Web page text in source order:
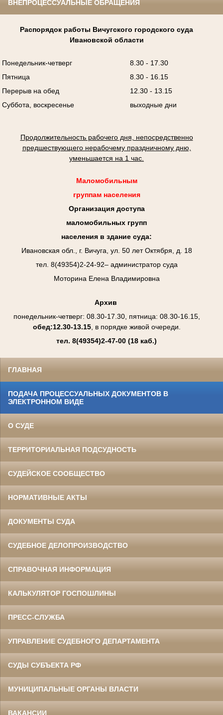
ВНЕПРОЦЕССУАЛЬНЫЕ ОБРАЩЕНИЯ
Распорядок работы Вичугского городского суда
Ивановской области
Понедельник-четверг
8.30 - 17.30
Пятница
8.30 - 16.15
Перерыв на обед
12.30 - 13.15
Суббота, воскресенье
выходные дни
Продолжительность рабочего дня, непосредственно
предшествующего нерабочему праздничному дню,
уменьшается на 1 час.
Маломобильным
группам населения
Организация доступа
маломобильных групп
населения в здание суда:
Ивановская обл., г. Вичуга, ул. 50 лет Октября, д. 18
тел. 8(49354)2-24-92– администратор суда
Моторина Елена Владимировна
Архив
понедельник-четверг: 08.30-17.30, пятница: 08.30-16.15,
обед:12.30-13.15, в порядке живой очереди.
тел. 8(49354)2-47-00 (18 каб.)
ГЛАВНАЯ
ПОДАЧА ПРОЦЕССУАЛЬНЫХ ДОКУМЕНТОВ В
ЭЛЕКТРОННОМ ВИДЕ
О СУДЕ
ТЕРРИТОРИАЛЬНАЯ ПОДСУДНОСТЬ
СУДЕЙСКОЕ СООБЩЕСТВО
НОРМАТИВНЫЕ АКТЫ
ДОКУМЕНТЫ СУДА
СУДЕБНОЕ ДЕЛОПРОИЗВОДСТВО
СПРАВОЧНАЯ ИНФОРМАЦИЯ
КАЛЬКУЛЯТОР ГОСПОШЛИНЫ
ПРЕСС-СЛУЖБА
УПРАВЛЕНИЕ СУДЕБНОГО ДЕПАРТАМЕНТА
СУДЫ СУБЪЕКТА РФ
МУНИЦИПАЛЬНЫЕ ОРГАНЫ ВЛАСТИ
ВАКАНСИИ